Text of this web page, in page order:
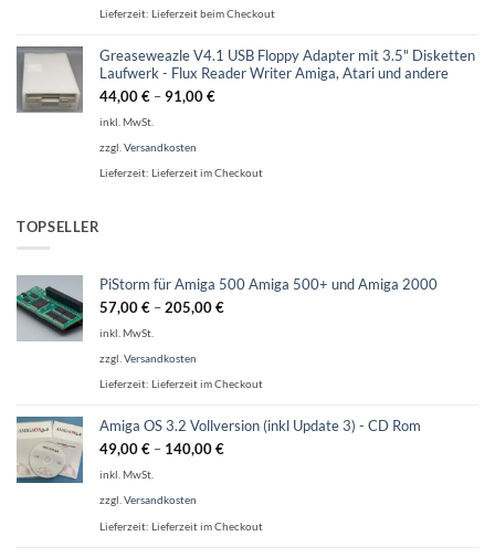
Lieferzeit: Lieferzeit beim Checkout
Greaseweazle V4.1 USB Floppy Adapter mit 3.5" Disketten
Laufwerk - Flux Reader Writer Amiga, Atari und andere
44,00€ –91,00€
inkl. MwSt.
zzgl. Versandkosten
Lieferzeit: Lieferzeit im Checkout
TOPSELLER
PiStorm für Amiga 500 Amiga 500+ und Amiga 2000
57,00€ –205,00€
inkl. MwSt.
zzgl. Versandkosten
Lieferzeit: Lieferzeit im Checkout
Amiga OS 3.2 Vollversion (inkl Update 3) - CD Rom
49,00€ – 140,00€
inkl. MwSt.
zzgl.Versandkosten
Lieferzeit: Lieferzeit im Checkout